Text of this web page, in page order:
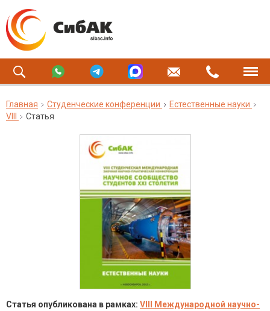
Главная Студенческие конференции
Естественные науки
VIII
Статья
Статья опубликована в рамках: VIII Международной научно-